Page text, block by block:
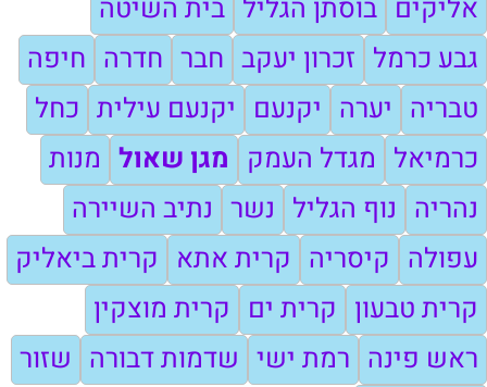
אליקים בוסתן הגליל בית השיטה
גבע כרמל זכרון יעקב חבר חדרה חיפה
טבריה יערה יקנעם יקנעם עילית כחל
כרמיאל מגדל העמק מגן שאול מנות
נהריה נוף הגליל נשר נתיב השיירה
עפולה קיסריה קרית אתא קרית ביאליק
קרית טבעון קרית ים קרית מוצקין
ראש פינה רמת ישי שדמות דבורה שזור